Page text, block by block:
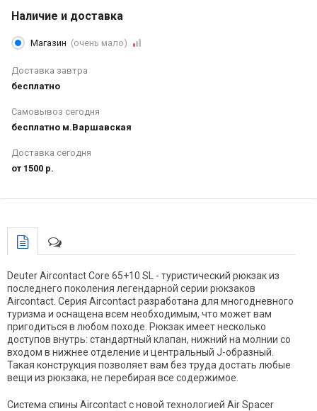
Наличие и доставка
Магазин (очень мало)
Доставка завтра
бесплатно
Самовывоз сегодня
бесплатно м.Варшавская
Доставка сегодня
от 1500 р.
Deuter Aircontact Core 65+10 SL - туристический рюкзак из
последнего поколения легендарной серии рюкзаков
Aircontact. Серия Aircontact разработана для многодневного
туризма и оснащена всем необходимым, что может вам
пригодиться в любом походе. Рюкзак имеет несколько
доступов внутрь: стандартный клапан, нижний на молнии со
входом в нижнее отделение и центральный J-образный.
Такая конструкция позволяет вам без труда достать любые
вещи из рюкзака, не перебирая все содержимое.
Система спины Aircontact с новой технологией Air Spacer